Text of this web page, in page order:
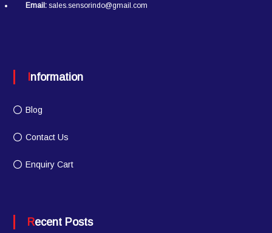
Email:sales.sensorindo@gmail.com
Information
Blog
Contact Us
Enquiry Cart
Recent Posts